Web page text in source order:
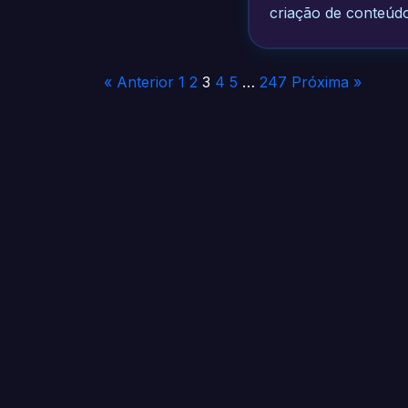
criação de
Paginação
« Anterior 1 2 3 4 5 … 247 Próxima »